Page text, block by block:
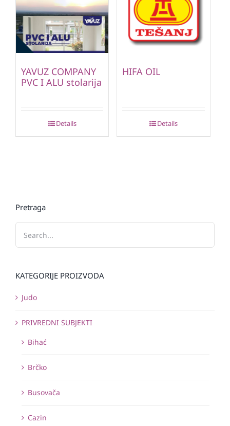
YAVUZ COMPANY
PVC I ALU stolarija
Details
HIFA OIL
Details
Pretraga
KATEGORIJE PROIZVODA
Judo
PRIVREDNI SUBJEKTI
Bihać
Brčko
Busovača
Cazin